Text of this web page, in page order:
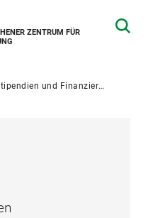
ZENTRUM FÜR
und Finanzierung